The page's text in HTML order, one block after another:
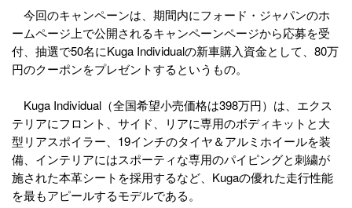
今回のキャンペーンは、期間内にフォード・ジャパンのホ
ームページ上で公開されるキャンペーンページから応募を受
付、抽選で50名にKuga Individualの新車購入資金として、80万
円のクーポンをプレゼントするというもの。
Kuga Individual（全国希望小売価格は398万円）は、エクス
テリアにフロント、サイド、リアに専用のボディキットと大
型リアスポイラー、19インチのタイヤ＆アルミホイールを装
備、インテリアにはスポーティな専用のパイピングと刺繍が
施された本革シートを採用するなど、Kugaの優れた走行性能
を最もアピールするモデルである。